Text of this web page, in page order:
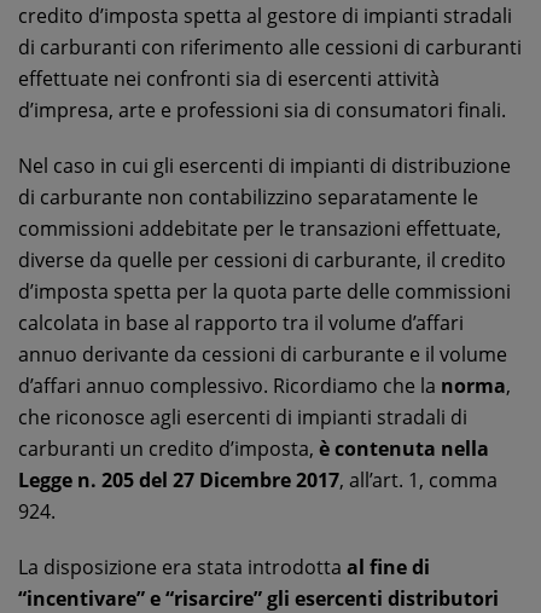
credito d’imposta spetta al gestore di impianti stradali
di carburanti con riferimento alle cessioni di carburanti
effettuate nei confronti sia di esercenti attività
d’impresa, arte e professioni sia di consumatori finali.
Nel caso in cui gli esercenti di impianti di distribuzione
di carburante non contabilizzino separatamente le
commissioni addebitate per le transazioni effettuate,
diverse da quelle per cessioni di carburante, il credito
d’imposta spetta per la quota parte delle commissioni
calcolata in base al rapporto tra il volume d’affari
annuo derivante da cessioni di carburante e il volume
d’affari annuo complessivo. Ricordiamo che la norma,
che riconosce agli esercenti di impianti stradali di
carburanti un credito d’imposta, è contenuta nella
Legge n. 205 del 27 Dicembre 2017, all’art. 1, comma
924.
La disposizione era stata introdotta al fine di
“incentivare” e “risarcire” gli esercenti distributori